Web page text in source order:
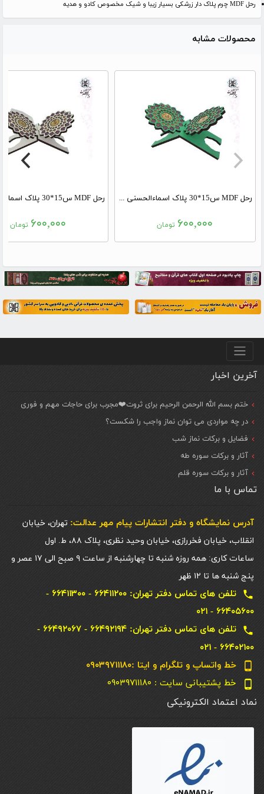
رحل MDF چرم پلاک دار زرشکی بسیار زیبا و شیک مخصوص کادو و هدیه
محصولات مشابه
رحل MDF س15*30 پلاک اسماءالحسنی سبز
۶۰۰,۰۰۰ تومان ۶۰۰,۰۰۰ تومان
منو پایین
آخرین اخبار
ختم بسم الله الرحمن الرحیم برای ثروت❤️مجرب برای حاجات مهم و فوری
در چه مواردی می توان نماز واجب را شکست؟
فضایل و برکات نماز شب
آثار و برکات سوره طه
آثار و برکات سوره قلم
تماس با ما
آدرس نمایشگاه و دفتر انتشارات پيام مهر عدالت: تهران، خیابان
انقلاب، خیابان فخررازی، خیابان وحید نظری، پلاک ۸۸، ط. اول
ساعات کاری: همه روزه شنبه تا چهارشنبه از ساعت ۹ صبح الی ۱۷ عصر و
پنج شنبه ها تا ۱۲ ظهر
local_phone
تلفن های تماس دفتر تهران: ۶۶۴۱۱۲۰۰ - ۶۶۴۱۱۳۰۰ -
۶۶۴۰۵۶۰۰ - ۰۲۱
local_phone
تلفن های تماس دفتر تهران: ۶۶۴۹۲۱۹۴ - ۶۶۴۹۲۰۶۷ -
۶۶۴۰۲۱۰۰ - ۰۲۱
phone_android خط واتساپ و تلگرام و ایتا :۰۹۰۳۹۷۱۱۱۸۰
phone_android خط پشتیبانی سایت : ۰۹۰۳۹۷۱۱۱۸۰
نماد اعتماد الکترونیکی